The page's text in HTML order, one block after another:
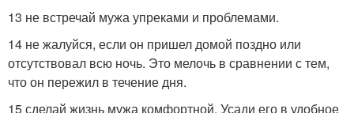
13 не встречай мужа упреками и проблемами.
14 не жалуйся, если он пришел домой поздно или
отсутствовал всю ночь. Это мелочь в сравнении с тем,
что он пережил в течение дня.
15 сделай жизнь мужа комфортной. Усади его в удобное